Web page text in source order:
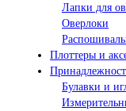
Лапки для
Оверлоки
Плоттеры и
Булавки и